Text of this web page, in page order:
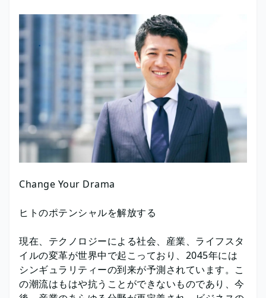
Change Your Drama
ヒトのポテンシャルを解放する
現在、テクノロジーによる社会、産業、ライフスタ
イルの変革が世界中で起こっており、2045年には
シンギュラリティーの到来が予測されています。こ
の潮流はもはや抗うことができないものであり、今